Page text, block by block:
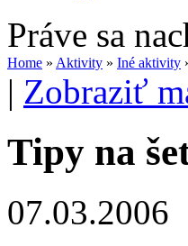
Práve sa
Home » Aktivity » Iné aktivity
| Zobraziť
Tipy na
07.03.2006